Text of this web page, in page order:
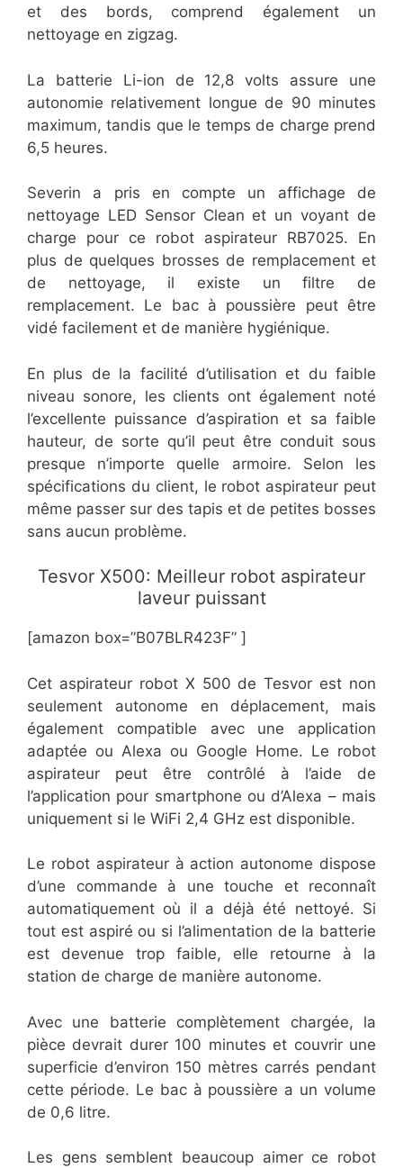
et des bords, comprend également un
nettoyage en zigzag.
La batterie Li-ion de 12,8 volts assure une
autonomie relativement longue de 90 minutes
maximum, tandis que le temps de charge prend
6,5 heures.
Severin a pris en compte un affichage de
nettoyage LED Sensor Clean et un voyant de
charge pour ce robot aspirateur RB7025. En
plus de quelques brosses de remplacement et
de nettoyage, il existe un filtre de
remplacement. Le bac à poussière peut être
vidé facilement et de manière hygiénique.
En plus de la facilité d’utilisation et du faible
niveau sonore, les clients ont également noté
l’excellente puissance d’aspiration et sa faible
hauteur, de sorte qu’il peut être conduit sous
presque n’importe quelle armoire. Selon les
spécifications du client, le robot aspirateur peut
même passer sur des tapis et de petites bosses
sans aucun problème.
Tesvor X500: Meilleur robot aspirateur
laveur puissant
[amazon box=”B07BLR423F” ]
Cet aspirateur robot X 500 de Tesvor est non
seulement autonome en déplacement, mais
également compatible avec une application
adaptée ou Alexa ou Google Home. Le robot
aspirateur peut être contrôlé à l’aide de
l’application pour smartphone ou d’Alexa – mais
uniquement si le WiFi 2,4 GHz est disponible.
Le robot aspirateur à action autonome dispose
d’une commande à une touche et reconnaît
automatiquement où il a déjà été nettoyé. Si
tout est aspiré ou si l’alimentation de la batterie
est devenue trop faible, elle retourne à la
station de charge de manière autonome.
Avec une batterie complètement chargée, la
pièce devrait durer 100 minutes et couvrir une
superficie d’environ 150 mètres carrés pendant
cette période. Le bac à poussière a un volume
de 0,6 litre.
Les gens semblent beaucoup aimer ce robot